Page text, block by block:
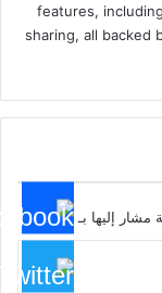
features,
sharing, all backed
مشار إليها بـ *